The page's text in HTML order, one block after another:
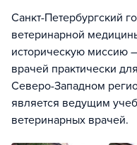
Санкт-Петербургский
ветеринарной
историческую миссию
врачей практически
Северо-Западном
является ведущим
ветеринарных врачей.